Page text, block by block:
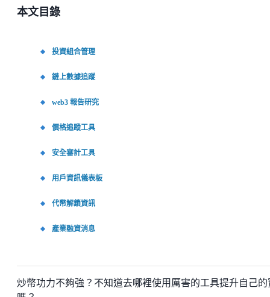
本文目錄
投資組合管理
鏈上數據追蹤
web3 報告研究
價格追蹤工具
安全審計工具
用戶資訊儀表板
代幣解鎖資訊
產業融資消息
炒幣功力不夠強？不知道去哪裡使用厲害的工具提升自己的